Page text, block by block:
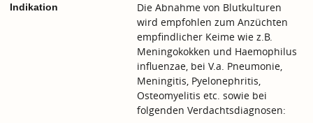
Indikation
Die Abnahme von Blutkulturen
wird empfohlen zum Anzüchten
empfindlicher Keime wie z.B.
Meningokokken und Haemophilus
influenzae, bei V.a. Pneumonie,
Meningitis, Pyelonephritis,
Osteomyelitis etc. sowie bei
folgenden Verdachtsdiagnosen: